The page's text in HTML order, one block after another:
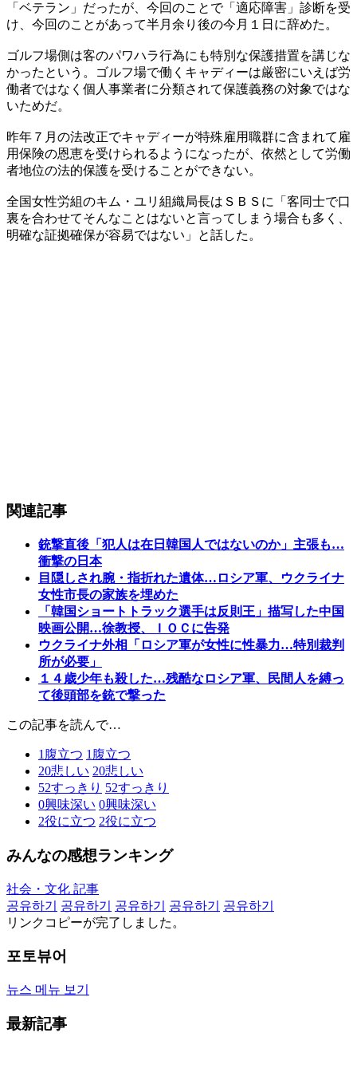
「ベテラン」だったが、今回のことで「適応障害」診断を受
け、今回のことがあって半月余り後の今月１日に辞めた。
ゴルフ場側は客のパワハラ行為にも特別な保護措置を講じな
かったという。ゴルフ場で働くキャディーは厳密にいえば労
働者ではなく個人事業者に分類されて保護義務の対象ではな
いためだ。
昨年７月の法改正でキャディーが特殊雇用職群に含まれて雇
用保険の恩恵を受けられるようになったが、依然として労働
者地位の法的保護を受けることができない。
全国女性労組のキム・ユリ組織局長はＳＢＳに「客同士で口
裏を合わせてそんなことはないと言ってしまう場合も多く、
明確な証拠確保が容易ではない」と話した。
関連記事
銃撃直後「犯人は在日韓国人ではないのか」主張も…
衝撃の日本
目隠しされ腕・指折れた遺体…ロシア軍、ウクライナ
女性市長の家族を埋めた
「韓国ショートトラック選手は反則王」描写した中国
映画公開…徐教授、ＩＯＣに告発
ウクライナ外相「ロシア軍が女性に性暴力…特別裁判
所が必要」
１４歳少年も殺した…残酷なロシア軍、民間人を縛っ
て後頭部を銃で撃った
この記事を読んで…
1 腹立つ 1 腹立つ
20悲しい 20悲しい
52すっきり 52すっきり
0興味深い 0興味深い
2役に立つ 2役に立つ
みんなの感想ランキング
社会・文化 記事
공유하기
공유하기 공유하기 공유하기
공유하기
リンクコピーが完了しました。
포토뷰어
뉴스 메뉴 보기
最新記事